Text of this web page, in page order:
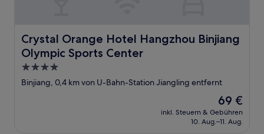
Crystal Orange Hotel Hangzhou Binjiang
Olympic Sports Center
Crystal Orange Hotel Hangzhou Binjiang Olympic
4.0-
Sterne-
Binjiang, 0,4 km von U-Bahn-Station Jiangling entfernt
Der
Preis
beträgt
69 €
inkl. Steuern & Gebühren
10. Aug.–11. Aug.